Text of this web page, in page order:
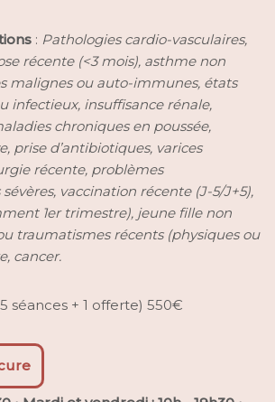
: Pathologies cardio-vasculaires,
récente (<3 mois), asthme non
malignes ou auto-immunes, états
infectieux, insuffisance rénale,
chroniques en poussée,
prise d’antibiotiques, varices
récente, problèmes
vaccination récente (J-5/J+5),
1er trimestre), jeune fille non
traumatismes récents (physiques ou
cancer.
séances + 1 offerte) 550€